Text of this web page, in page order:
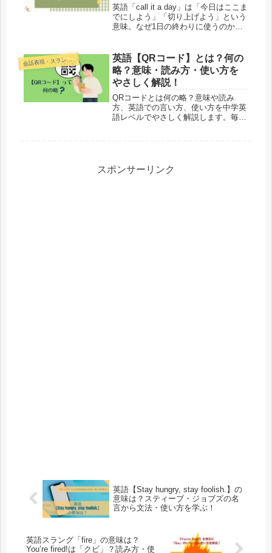
の違い
英語「call it a day」は「今日はここま
でにしよう」「切り上げよう」という
意味。なぜ1日の終わりに使うのかを
換え表現も紹介。
会話表現・スラング・ことわざ
英語【QRコード】とは？何の
略？意味・読み方・使い方を
やさしく解説！
QRコードとは何の略？意味や読み
方、英語での言い方、使い方を中学英
語レベルでやさしく解説します。毎日
スポンサーリンク
英語【Stay hungry, stay foolish.】の
意味は？スティーブ・ジョブズの名
言から文法・使い方を学ぶ！
英語スラング「fire」の意味は？
You’re fired!は「クビ」？読み方・使